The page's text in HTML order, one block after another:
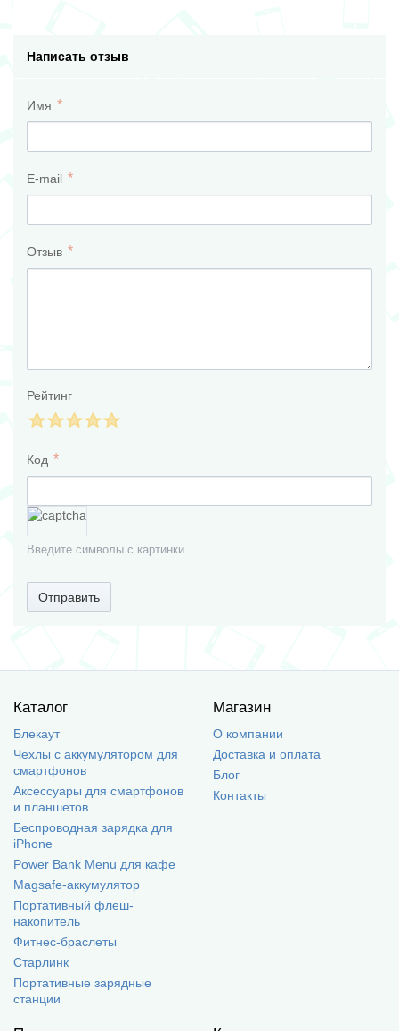
Написать отзыв
Имя
E-mail
Отзыв
Рейтинг
Код
Введите символы с картинки.
Отправить
Каталог
Блекаут
Чехлы с аккумулятором для
смартфонов
Аксессуары для смартфонов
и планшетов
Беспроводная зарядка для
iPhone
Power Bank Menu для кафе
Magsafe-аккумулятор
Портативный флеш-
накопитель
Фитнес-браслеты
Старлинк
Портативные зарядные
станции
Магазин
О компании
Доставка и оплата
Блог
Контакты